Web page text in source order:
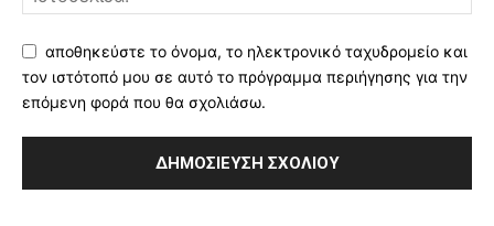
αποθηκεύστε το όνομα, το ηλεκτρονικό ταχυδρομείο και
τον ιστότοπό μου σε αυτό το πρόγραμμα περιήγησης για την
επόμενη φορά που θα σχολιάσω.